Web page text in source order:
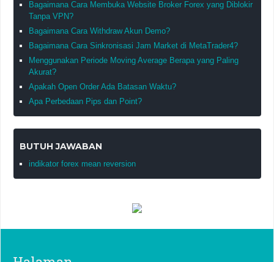
Bagaimana Cara Membuka Website Broker Forex yang Diblokir
Tanpa VPN?
Bagaimana Cara Withdraw Akun Demo?
Bagaimana Cara Sinkronisasi Jam Market di MetaTrader4?
Menggunakan Periode Moving Average Berapa yang Paling
Akurat?
Apakah Open Order Ada Batasan Waktu?
Apa Perbedaan Pips dan Point?
BUTUH JAWABAN
indikator forex mean reversion